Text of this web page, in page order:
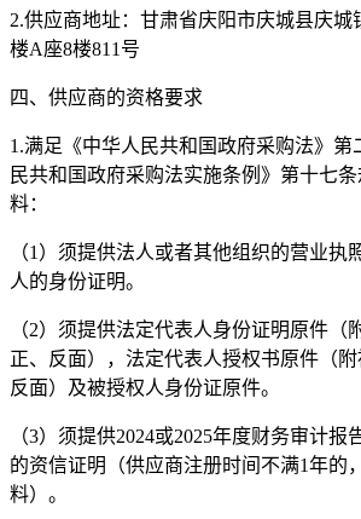
2.供应商地址：甘肃省庆阳市庆城县庆城
楼A座8楼811号
四、供应商的资格要求
1.满足《中华人民共和国政府采购法》第
民共和国政府采购法实施条例》第十七
料：
（1） 须提供法人或者其他组织的营业执
人的身份证明。
（2）须提供法定代表人身份证明原件（
正、反面），法定代表人授权书原件（附
反面）及被授权人身份证原件。
（3） 须提供2024或2025年度财务审计报
的资信证明
（供应商注册时间不满1年的
料）。